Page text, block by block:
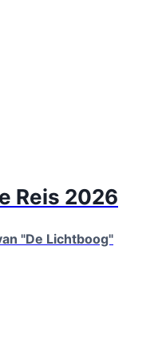
Reis 2026
"De Lichtboog"